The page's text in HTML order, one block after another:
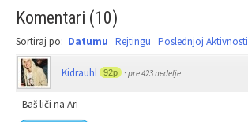
Komentari (10)
Sortiraj po: Datumu Rejtingu Poslednjoj Aktivnosti
Kidrauhl 92p · pre 423 nedelje
Baš liči na Ari